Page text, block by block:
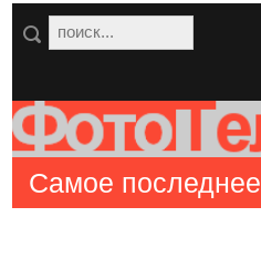
Самое последнее